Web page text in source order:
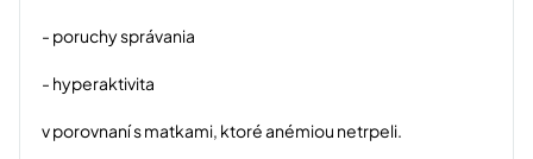
- poruchy správania
- hyperaktivita
v porovnaní s matkami, ktoré anémiou netrpeli.